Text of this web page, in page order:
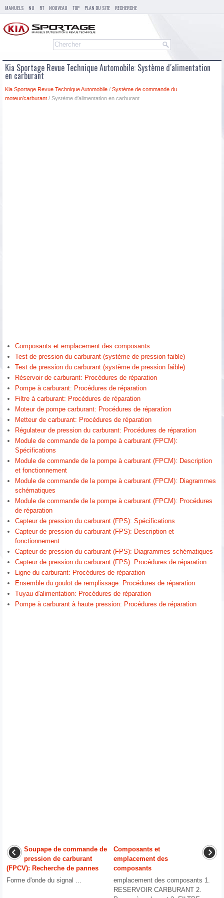
MANUELS NU RT NOUVEAU TOP PLAN DU SITE RECHERCHE
Kia Sportage Revue Technique Automobile: Système d′alimentation
en carburant
Kia Sportage Revue Technique Automobile / Système de commande du
moteur/carburant / Système d′alimentation en carburant
Composants et emplacement des composants
Test de pression du carburant (système de pression faible)
Test de pression du carburant (système de pression faible)
Réservoir de carburant: Procédures de réparation
Pompe à carburant: Procédures de réparation
Filtre à carburant: Procédures de réparation
Moteur de pompe carburant: Procédures de réparation
Metteur de carburant: Procédures de réparation
Régulateur de pression du carburant: Procédures de réparation
Module de commande de la pompe à carburant (FPCM):
Spécifications
Module de commande de la pompe à carburant (FPCM): Description
et fonctionnement
Module de commande de la pompe à carburant (FPCM): Diagrammes
schématiques
Module de commande de la pompe à carburant (FPCM): Procédures
de réparation
Capteur de pression du carburant (FPS): Spécifications
Capteur de pression du carburant (FPS): Description et
fonctionnement
Capteur de pression du carburant (FPS): Diagrammes schématiques
Capteur de pression du carburant (FPS): Procédures de réparation
Ligne du carburant: Procédures de réparation
Ensemble du goulot de remplissage: Procédures de réparation
Tuyau d′alimentation: Procédures de réparation
Pompe à carburant à haute pression: Procédures de réparation
Soupape de commande de
pression de carburant
(FPCV): Recherche de pannes
Forme d'onde du signal ...
Composants et
emplacement des
composants
emplacement des composants 1.
RESERVOIR CARBURANT 2.